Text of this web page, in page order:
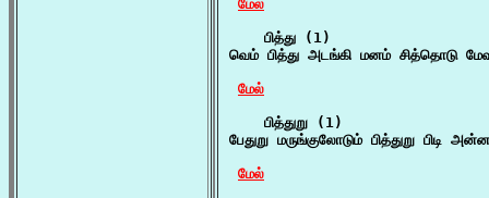
மேல்
    பித்து (1)
வெம் பித்து அடங்கி மனம் சித்தொடு
மேல்
    பித்துறு (1)
பேதுறு மருங்குலோடும் பித்துறு பிடி
மேல்